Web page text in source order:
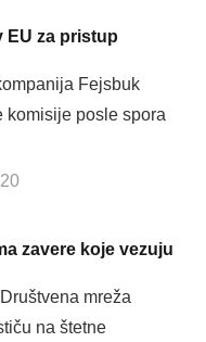
EU za pristup
Fejsbuk
komisije posle spora
zavere koje vezuju
mreža
na štetne